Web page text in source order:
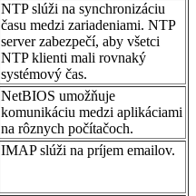
NTP slúži na synchronizáciu
času medzi zariadeniami. NTP
server zabezpečí, aby všetci
NTP klienti mali rovnaký
systémový čas.
NetBIOS umožňuje
komunikáciu medzi aplikáciami
na rôznych počítačoch.
IMAP slúži na príjem emailov.